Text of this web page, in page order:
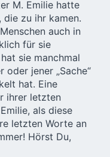
M. Emilie hatte
die zu ihr kamen.
auch in
für sie
sie manchmal
oder jener „Sache“
hat. Eine
ihrer letzten
als diese
letzten Worte an
Hörst Du,